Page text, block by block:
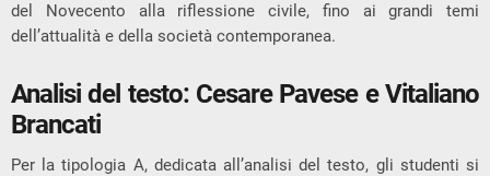
del Novecento alla riflessione civile, fino ai grandi temi
dell’attualità e della società contemporanea.
Analisi del testo: Cesare Pavese e Vitaliano
Brancati
Per la tipologia A, dedicata all’analisi del testo, gli studenti si